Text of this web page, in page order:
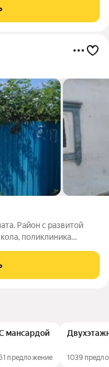
и кухня, так же
Район с развитой
поликлиника
доступность,
мансардой
предложение 1039